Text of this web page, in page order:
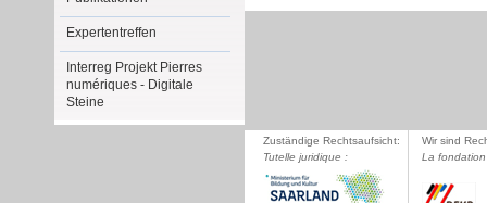
Expertentreffen
Interreg Projekt Pierres
numériques - Digitale
Steine
Zuständige Rechtsaufsicht:
Tutelle juridique :
Wir sind
La